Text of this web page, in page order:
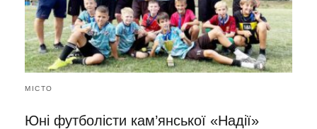
МІСТО
Юні футболісти кам’янської «Надії»